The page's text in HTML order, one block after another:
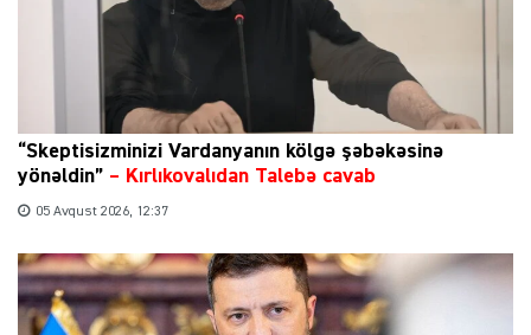
“Skeptisizminizi Vardanyanın kölgə şəbəkəsinə
yönəldin” – Kırlıkovalıdan Talebə cavab
05 Avqust 2026, 12:37